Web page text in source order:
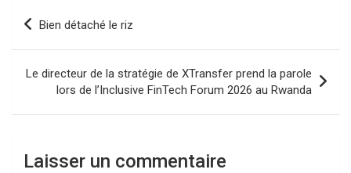
Navigation
l’article
Bien détaché le riz
Le directeur de la stratégie de XTransfer prend la parole
lors de l’Inclusive FinTech Forum 2026 au Rwanda
Laisser un commentaire